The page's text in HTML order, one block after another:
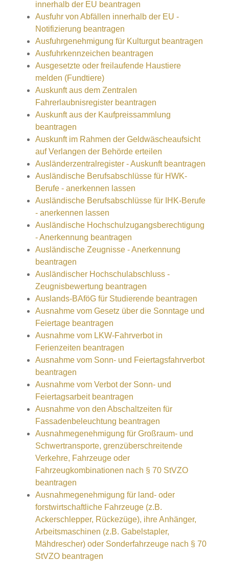
innerhalb der EU beantragen
Ausfuhr von Abfällen innerhalb der EU -
Notifizierung beantragen
Ausfuhrgenehmigung für Kulturgut beantragen
Ausfuhrkennzeichen beantragen
Ausgesetzte oder freilaufende Haustiere
melden (Fundtiere)
Auskunft aus dem Zentralen
Fahrerlaubnisregister beantragen
Auskunft aus der Kaufpreissammlung
beantragen
Auskunft im Rahmen der Geldwäscheaufsicht
auf Verlangen der Behörde erteilen
Ausländerzentralregister - Auskunft beantragen
Ausländische Berufsabschlüsse für HWK-
Berufe - anerkennen lassen
Ausländische Berufsabschlüsse für IHK-Berufe
- anerkennen lassen
Ausländische Hochschulzugangsberechtigung
- Anerkennung beantragen
Ausländische Zeugnisse - Anerkennung
beantragen
Ausländischer Hochschulabschluss -
Zeugnisbewertung beantragen
Auslands-BAföG für Studierende beantragen
Ausnahme vom Gesetz über die Sonntage und
Feiertage beantragen
Ausnahme vom LKW-Fahrverbot in
Ferienzeiten beantragen
Ausnahme vom Sonn- und Feiertagsfahrverbot
beantragen
Ausnahme vom Verbot der Sonn- und
Feiertagsarbeit beantragen
Ausnahme von den Abschaltzeiten für
Fassadenbeleuchtung beantragen
Ausnahmegenehmigung für Großraum- und
Schwertransporte, grenzüberschreitende
Verkehre, Fahrzeuge oder
Fahrzeugkombinationen nach § 70 StVZO
beantragen
Ausnahmegenehmigung für land- oder
forstwirtschaftliche Fahrzeuge (z.B.
Ackerschlepper, Rückezüge), ihre Anhänger,
Arbeitsmaschinen (z.B. Gabelstapler,
Mähdrescher) oder Sonderfahrzeuge nach § 70
StVZO beantragen